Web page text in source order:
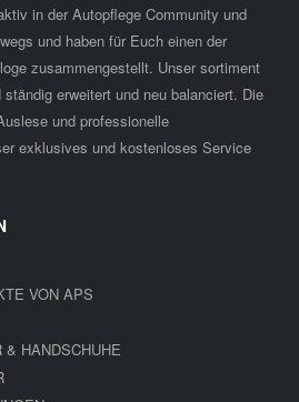
in der Autopflege Community und
und haben für Euch einen der
zusammengestellt. Unser sortiment
erweitert und neu balanciert. Die
und professionelle
exklusives und kostenloses Service
VON APS
& HANDSCHUHE